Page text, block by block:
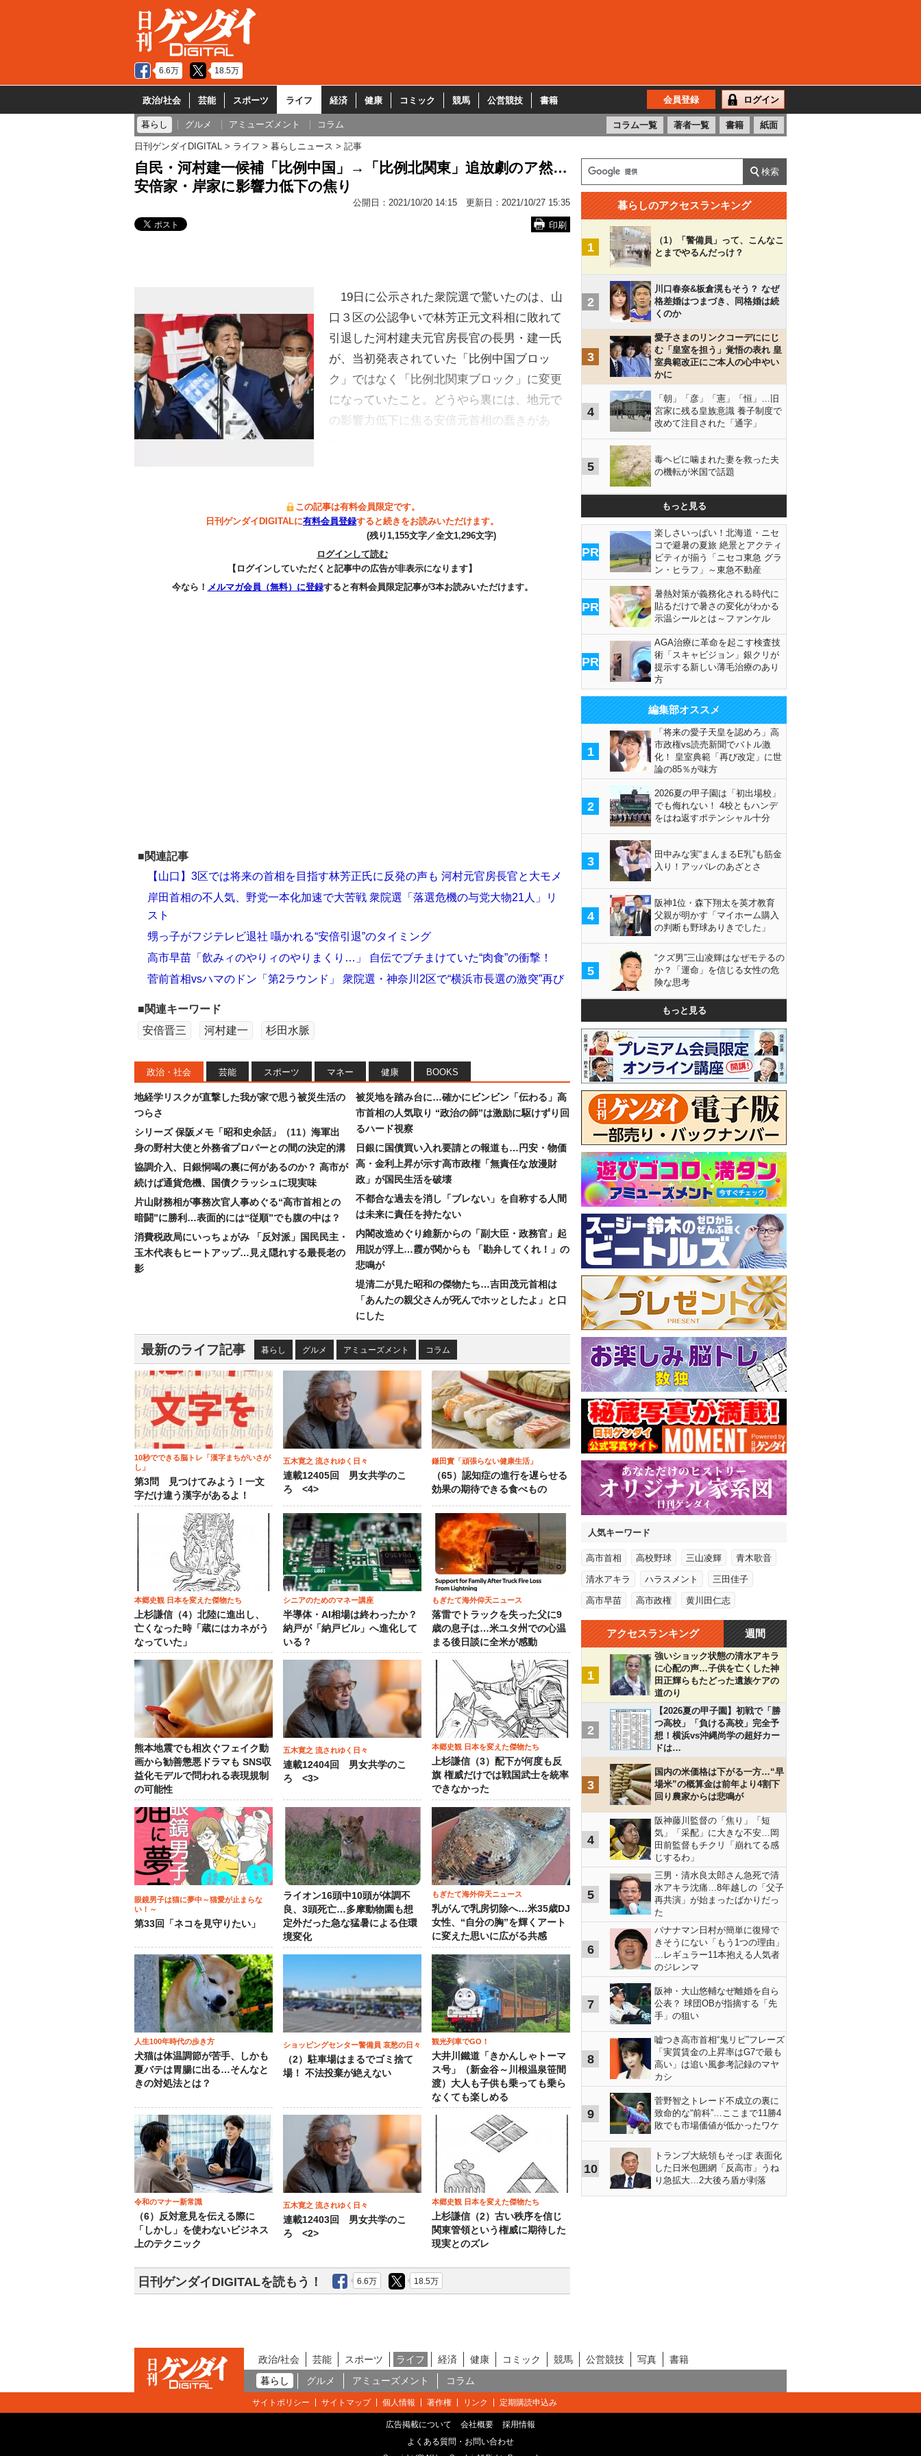
6.6万 18.5万
政治/社会 芸能 スポーツ ライフ 経済 健康 コミック 競馬 公営競技 書籍 会員登録 ログイン
暮らし グルメ アミューズメント コラム コラム一覧 著者一覧 書籍 紙面
日刊ゲンダイDIGITAL ライフ 暮らしニュース 記事
自民・河村建一候補「比例中国」→「比例北関東」追放劇のア然…
安倍家・岸家に影響力低下の焦り
公開日： 2021/10/20 14:15 更新日： 2021/10/27 15:35
印刷
19日に公示された衆院選で驚いたのは、山
口３区の公認争いで林芳正元文科相に敗れて
引退した河村建夫元官房長官の長男・建一氏
が、当初発表されていた「比例中国ブロッ
ク」ではなく「比例北関東ブロック」に変更
になっていたこと。どうやら裏には、地元で
の影響力低下に焦る安倍元首相の蠢きがあ
この記事は有料会員限定です。
日刊ゲンダイDIGITALに有料会員登録すると続きをお読みいただけます。
(残り1,155文字／全文1,296文字)
ログインして読む
【ログインしていただくと記事中の広告が非表示になります】
今なら！ メルマガ会員（無料）に登録すると有料会員限定記事が3本お読みいただけます。
■関連記事
【山口】3区では将来の首相を目指す林芳正氏に反発の声も 河村元官房長官と大モメ
岸田首相の不人気、野党一本化加速で大苦戦 衆院選「落選危機の与党大物21人」リ
スト
甥っ子がフジテレビ退社 囁かれる“安倍引退”のタイミング
高市早苗「飲みィのやりィのやりまくり…」 自伝でブチまけていた“肉食”の衝撃！
菅前首相vsハマのドン「第2ラウンド」 衆院選・神奈川2区で“横浜市長選の激突”再び
■関連キーワード
安倍晋三
河村建一 杉田水脈
政治・社会 芸能 スポーツ マネー 健康 BOOKS
地経学リスクが直撃した我が家で思う被災生活の
つらさ
シリーズ 保阪メモ「昭和史余話」（11）海軍出
身の野村大使と外務省プロパーとの間の決定的溝
協調介入、日銀恫喝の裏に何があるのか？ 高市が
続けば通貨危機、国債クラッシュに現実味
片山財務相が事務次官人事めぐる“高市首相との
暗闘”に勝利…表面的には“従順”でも腹の中は？
消費税政局にいっちょがみ 「反対派」国民民主・
玉木代表もヒートアップ…見え隠れする最長老の
影
被災地を踏み台に…確かにビンビン「伝わる」高
市首相の人気取り “政治の師”は激励に駆けずり回
るハード視察
日銀に国債買い入れ要請との報道も…円安・物価
高・金利上昇が示す高市政権「無責任な放漫財
政」が国民生活を破壊
不都合な過去を消し「ブレない」を自称する人間
は未来に責任を持たない
内閣改造めぐり維新からの「副大臣・政務官」起
用説が浮上…霞が関からも 「勘弁してくれ！」の
悲鳴が
堤清二が見た昭和の傑物たち…吉田茂元首相は
「あんたの親父さんが死んでホッとしたよ」と口
にした
最新のライフ記事 暮らし グルメ アミューズメント コラム
10秒でできる脳トレ「漢字まちがいさが
し」
第3問 見つけてみよう！一文
字だけ違う漢字があるよ！
五木寛之 流されゆく日々
連載12405回 男女共学のこ
ろ <4>
鎌田實「頑張らない健康生活」
（65）認知症の進行を遅らせる
効果の期待できる食べもの
本郷史観 日本を変えた傑物たち
上杉謙信（4）北陸に進出し、
亡くなった時「蔵にはカネがう
なっていた」
シニアのためのマネー講座
半導体・AI相場は終わったか？
納戸が「納戸ビル」へ進化して
いる？
もぎたて海外仰天ニュース
落雷でトラックを失った父に9
歳の息子は…米ユタ州での心温
まる後日談に全米が感動
熊本地震でも相次ぐフェイク動
画から勧善懲悪ドラマも SNS収
益化モデルで問われる表現規制
の可能性
五木寛之 流されゆく日々
連載12404回 男女共学のこ
ろ <3>
本郷史観 日本を変えた傑物たち
上杉謙信（3）配下が何度も反
旗 権威だけでは戦国武士を統率
できなかった
眼鏡男子は猫に夢中～猫愛が止まらな
い！～
第33回「ネコを見守りたい」
ライオン16頭中10頭が体調不
良、3頭死亡…多摩動物園も想
定外だった急な猛暑による住環
境変化
もぎたて海外仰天ニュース
乳がんで乳房切除へ…米35歳DJ
女性、“自分の胸”を輝くアート
に変えた思いに広がる共感
人生100年時代の歩き方
犬猫は体温調節が苦手、しかも
夏バテは胃腸に出る…そんなと
きの対処法とは？
ショッピングセンター警備員 哀愁の日々
（2）駐車場はまるでゴミ捨て
場！ 不法投棄が絶えない
観光列車でGO！
大井川鐵道「きかんしゃトーマ
ス号」（新金谷～川根温泉笹間
渡）大人も子供も乗っても乗ら
なくても楽しめる
令和のマナー新常識
（6）反対意見を伝える際に
「しかし」を使わないビジネス
上のテクニック
五木寛之 流されゆく日々
連載12403回 男女共学のこ
ろ <2>
本郷史観 日本を変えた傑物たち
上杉謙信（2）古い秩序を信じ
関東管領という権威に期待した
現実とのズレ
日刊ゲンダイDIGITALを読もう！ 6.6万 18.5万
暮らしのアクセスランキング
1
（1）「警備員」って、こんなこ
とまでやるんだっけ？
2
川口春奈&板倉滉もそう？ なぜ
格差婚はつまづき、同格婚は続
くのか
3
愛子さまのリンクコーデににじ
む「皇室を担う」覚悟の表れ 皇
室典範改正にご本人の心中やい
かに
4
「朝」「彦」「憲」「恒」…旧
宮家に残る皇族意識 養子制度で
改めて注目された「通字」
5
毒ヘビに噛まれた妻を救った夫
の機転が米国で話題
もっと見る
PR
楽しさいっぱい！北海道・ニセ
コで避暑の夏旅 絶景とアクティ
ビティが揃う「ニセコ東急 グラ
ン・ヒラフ」～東急不動産
PR
暑熱対策が義務化される時代に
貼るだけで暑さの変化がわかる
示温シールとは～ファンケル
PR
AGA治療に革命を起こす検査技
術「スキャビジョン」銀クリが
提示する新しい薄毛治療のあり
方
編集部オススメ
1
「将来の愛子天皇を認めろ」高
市政権vs読売新聞でバトル激
化！ 皇室典範「再び改定」に世
論の85％が味方
2
2026夏の甲子園は「初出場校」
でも侮れない！ 4校ともハンデ
をはね返すポテンシャル十分
3
田中みな実“まんまるE乳”も筋金
入り！アッパレのあざとさ
4
阪神1位・森下翔太を英才教育
父親が明かす「マイホーム購入
の判断も野球ありきでした」
5
“クズ男”三山凌輝はなぜモテるの
か？「運命」を信じる女性の危
険な思考
もっと見る
人気キーワード
高市首相 高校野球 三山凌輝 青木歌音
清水アキラ ハラスメント 三田佳子
高市早苗 高市政権 黄川田仁志
アクセスランキング 週間
1
強いショック状態の清水アキラ
に心配の声…子供を亡くした神
田正輝らもたどった遺族ケアの
道のり
2
【2026夏の甲子園】初戦で「勝
つ高校」「負ける高校」完全予
想！横浜vs沖縄尚学の超好カー
ドは…
3
国内の米価格は下がる一方…“早
場米”の概算金は前年より4割下
回り農家からは悲鳴が
4
阪神藤川監督の「焦り」「短
気」「采配」に大きな不安…岡
田前監督もチクリ「崩れてる感
じするわ」
5
三男・清水良太郎さん急死で清
水アキラ沈痛…8年越しの「父子
再共演」が始まったばかりだっ
た
6
バナナマン日村が簡単に復帰で
きそうにない「もう1つの理由」
…レギュラー11本抱える人気者
のジレンマ
7
阪神・大山悠輔なぜ離婚を自ら
公表？ 球団OBが指摘する「先
手」の狙い
8
嘘つき高市首相“鬼リピ”フレーズ
「実質賃金の上昇率はG7で最も
高い」は追い風参考記録のマヤ
カシ
9
菅野智之トレード不成立の裏に
致命的な“前科”…ここまで11勝4
敗でも市場価値が低かったワケ
10
トランプ大統領もそっぽ 表面化
した日米包囲網「反高市」うね
り急拡大…2大後ろ盾が剥落
政治/社会 芸能 スポーツ ライフ 経済 健康 コミック 競馬 公営競技 写真
書籍
暮らし
グルメ アミューズメント コラム
サイトポリシー サイトマップ 個人情報 著作権 リンク 定期購読申込み
広告掲載について 会社概要
採用情報
よくある質問・お問い合わせ